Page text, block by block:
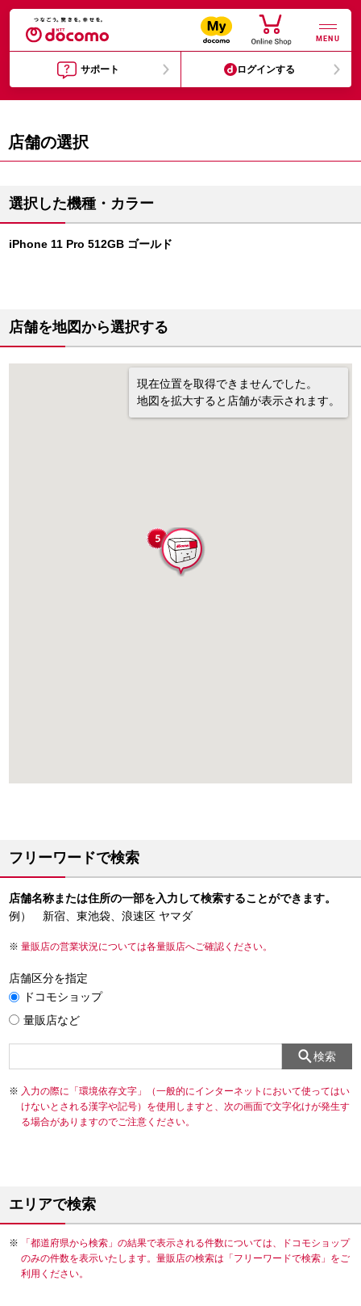
MENU
サポート ログインする
店舗の選択
選択した機種・カラー
iPhone 11 Pro 512GB ゴールド
店舗を地図から選択する
現在位置を取得できませんでした。
地図を拡大すると店舗が表示されます。
フリーワードで検索
店舗名称または住所の一部を入力して検索することができます。
例） 新宿、東池袋、浪速区 ヤマダ
量販店の営業状況については各量販店へご確認ください。
店舗区分を指定
ドコモショップ
量販店など
検索
入力の際に「環境依存文字」（一般的にインターネットにおいて使ってはい
けないとされる漢字や記号）を使用しますと、次の画面で文字化けが発生す
る場合がありますのでご注意ください。
エリアで検索
「都道府県から検索」の結果で表示される件数については、ドコモショップ
のみの件数を表示いたします。量販店の検索は「フリーワードで検索」をご
利用ください。